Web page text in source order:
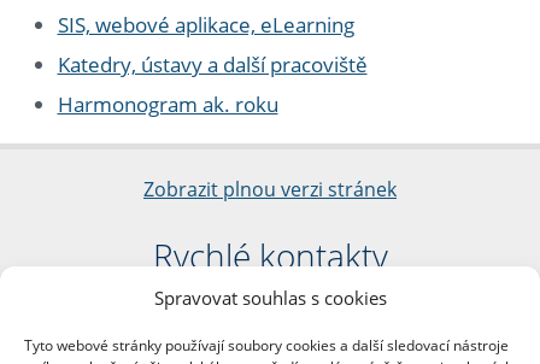
Spravovat souhlas s cookies
Tyto webové stránky používají soubory cookies a další sledovací nástroje
SIS, webové aplikace, eLearning
Katedry, ústavy a další pracoviště
Harmonogram ak. roku
Zobrazit plnou verzi stránek
Rychlé kontakty
Filozofická fakulta
nám. Jana Palacha 1/2